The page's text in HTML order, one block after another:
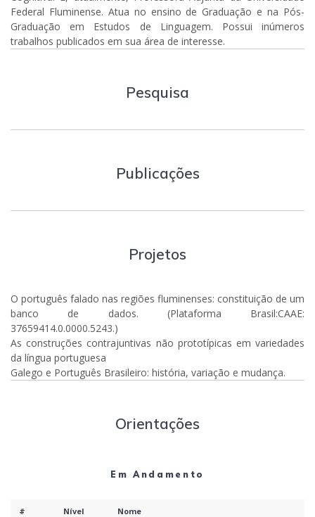
Federal Fluminense. Atua no ensino de Graduação e na Pós-
Graduação em Estudos de Linguagem. Possui inúmeros
trabalhos publicados em sua área de interesse.
Pesquisa
Publicações
Projetos
O português falado nas regiões fluminenses: constituição de um
banco de dados. (Plataforma Brasil:CAAE:
37659414.0.0000.5243.)
As construções contrajuntivas não prototípicas em variedades
da língua portuguesa
Galego e Português Brasileiro: história, variação e mudança.
Orientações
Em Andamento
# Nível Nome